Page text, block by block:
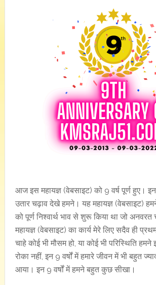
आज इस महायज्ञ (वेबसाइट) को 9 वर्ष पूर्ण हुए। इन
उतार चढ़ाव देखे हमने। यह महायज्ञ (वेबसाइट)
को पूर्ण निश्वार्थ भाव से शुरू किया था जो
महायज्ञ (वेबसाइट) का कार्य मेरे लिए सदैव ही
चाहे कोई भी मौसम हो, या कोई भी परिस्थिति हमने
रोका नहीं, इन 9 वर्षों में हमारे जीवन में भी बहुत
आया। इन 9 वर्षों में हमने बहुत कुछ सीखा।